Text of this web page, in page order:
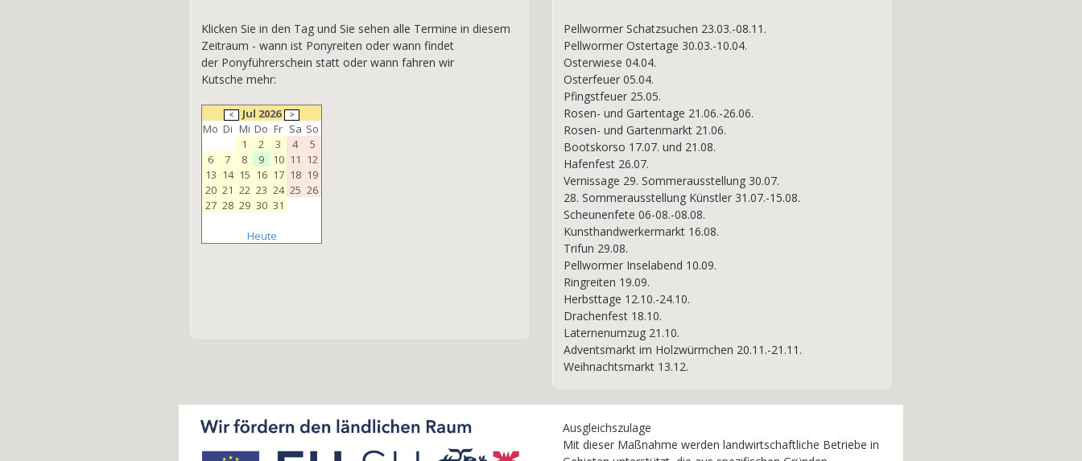
Klicken Sie in den Tag und Sie sehen alle Termine in diesem
Zeitraum - wann ist Ponyreiten oder wann findet
der Ponyführerschein statt oder wann fahren wir
Kutsche mehr:
Jul 2026
Mo Di Mi Do Fr Sa So
1
2 3 4
5
6
7 8 9 10 11 12
13 14 15 16 17 18 19
20 21 22 23 24 25 26
27 28 29 30 31
Heute
Pellwormer Schatzsuchen 23.03.-08.11.
Pellwormer Ostertage 30.03.-10.04.
Osterwiese 04.04.
Osterfeuer 05.04.
Pfingstfeuer 25.05.
Rosen- und Gartentage 21.06.-26.06.
Rosen- und Gartenmarkt 21.06.
Bootskorso 17.07. und 21.08.
Hafenfest 26.07.
Vernissage 29. Sommerausstellung 30.07.
28. Sommerausstellung Künstler 31.07.-15.08.
Scheunenfete 06-08.-08.08.
Kunsthandwerkermarkt 16.08.
Trifun 29.08.
Pellwormer Inselabend 10.09.
Ringreiten 19.09.
Herbsttage 12.10.-24.10.
Drachenfest 18.10.
Laternenumzug 21.10.
Adventsmarkt im Holzwürmchen 20.11.-21.11.
Weihnachtsmarkt 13.12.
Ausgleichszulage
Mit dieser Maßnahme werden landwirtschaftliche Betriebe in